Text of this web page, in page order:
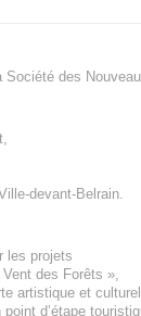
Société des
,
devant-Belrain.
les projets
des Forêts »,
artistique et
point d’étape